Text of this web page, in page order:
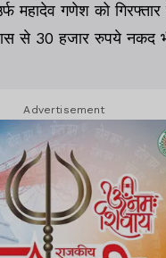
महादेव गणेश को गिरफ्तार
से 30 हजार रुपये नकद
Advertisement